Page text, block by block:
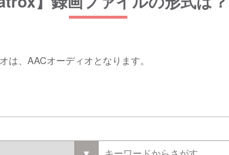
、AACオーディオとなります。